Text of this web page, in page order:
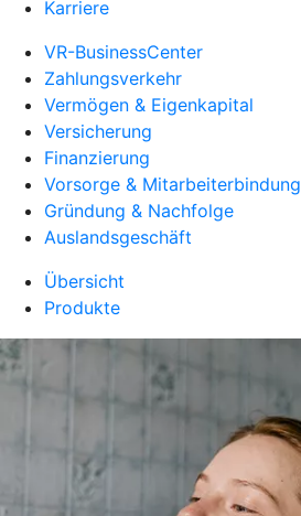
Karriere
VR-BusinessCenter
Zahlungsverkehr
Vermögen & Eigenkapital
Versicherung
Finanzierung
Vorsorge & Mitarbeiterbindung
Gründung & Nachfolge
Auslandsgeschäft
Übersicht
Produkte